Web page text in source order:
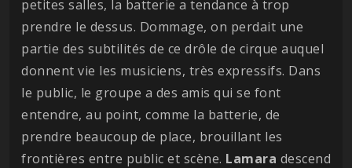
petites salles, la batterie a tendance à trop
prendre le dessus. Dommage, on perdait une
partie des subtilités de ce drôle de cirque auquel
donnent vie les musiciens, très expressifs. Dans
le public, le groupe a des amis qui se font
entendre, au point, comme la batterie, de
prendre beaucoup de place, brouillant les
frontières entre public et scène. Lamara descend